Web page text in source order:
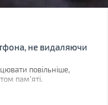
не видаляючи
повільніше,
пам'яті.